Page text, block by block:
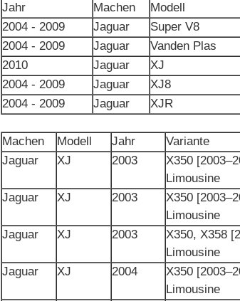
Jahr Machen Modell
2004 - 2009
Jaguar Super V8
2004 - 2009
Jaguar Vanden Plas
2010
Jaguar XJ
2004 - 2009
Jaguar XJ8
2004 - 2009
Jaguar XJR
Machen Modell Jahr Variante
Jaguar
XJ 2003
X350
Limousine
Jaguar
XJ 2003
X350
Limousine
Jaguar
XJ 2003
X350, X358
Limousine
Jaguar
XJ 2004
X350
Limousine